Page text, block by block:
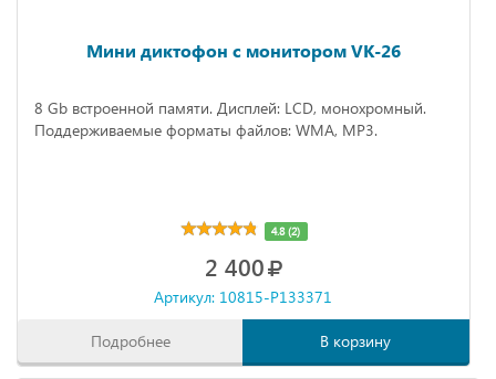
Мини диктофон с монитором VK-26
8 Gb встроенной памяти. Дисплей: LCD, монохромный.
Поддерживаемые форматы файлов: WMA, MP3.
4.8 (2)
2 400
Артикул: 10815-P133371
Подробнее В корзину